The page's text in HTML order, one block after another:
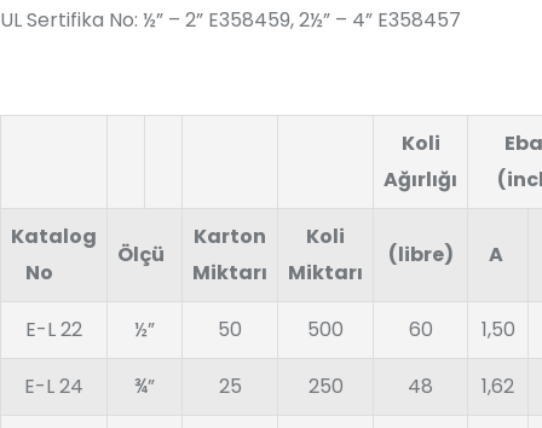
UL Sertifika No: ½” – 2” E358459, 2½” – 4” E358457
Koli
Ağırlığı
Katalog
No
Ölçü
Karton
Miktarı
Koli
Miktarı
(libre) A
E-L 22 ½” 50 500 60 1,50
E-L 24 ¾” 25 250 48 1,62